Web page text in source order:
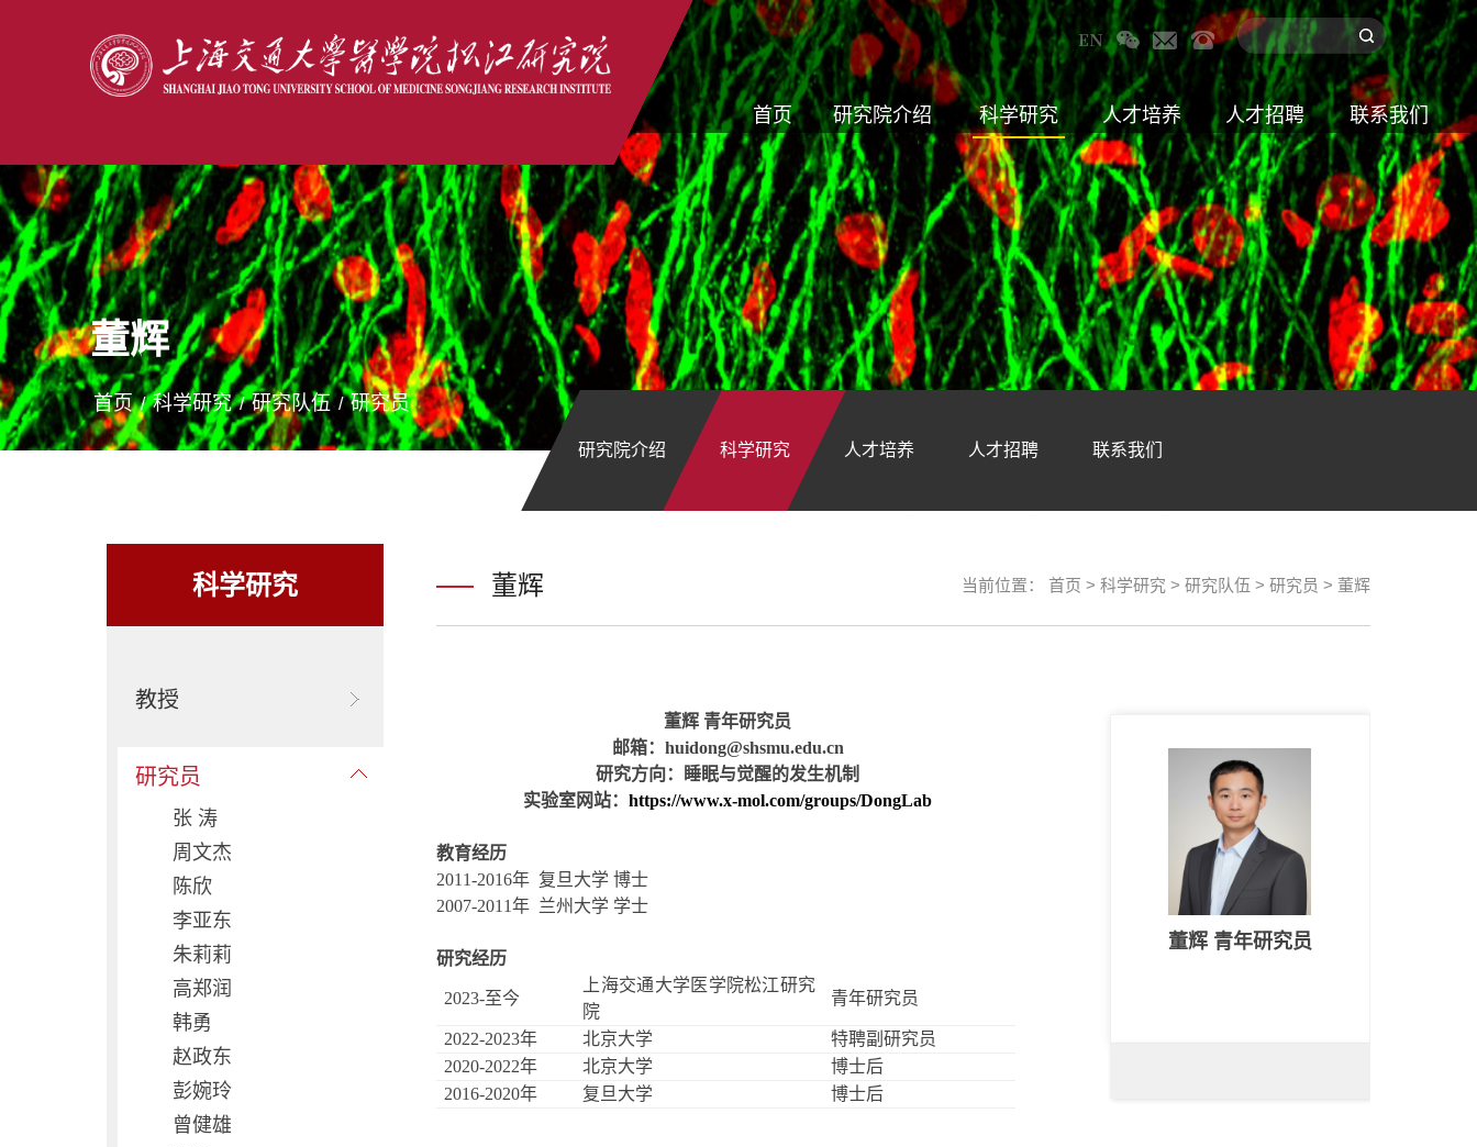
首页 研究院介绍 科学研究 人才培养 人才招聘 联系我们
董辉
首页/科学研究/研究队伍 / 研究员
研究院介绍 科学研究 人才培养 人才招聘 联系我们
科学研究
教授
研究员
张 涛
周文杰
陈欣
李亚东
朱莉莉
高郑润
韩勇
赵政东
彭婉玲
曾健雄
董辉 当前位置： 首页 > 科学研究> 研究队伍 > 研究员 > 董辉
董辉 青年研究员
邮箱： huidong@shsmu.edu.cn
研究方向：睡眠与觉醒的发生机制
实验室网站： https://www.x-mol.com/groups/DongLab
教育经历
2011-2016年  复旦大学 博士
2007-2011年  兰州大学 学士
研究经历
2023-至今
上海交通大学医学院松江研究
院
青年研究员
2022-2023年 北京大学
特聘副研究员
2020-2022年 北京大学
博士后
2016-2020年 复旦大学 博士后
董辉 青年研究员